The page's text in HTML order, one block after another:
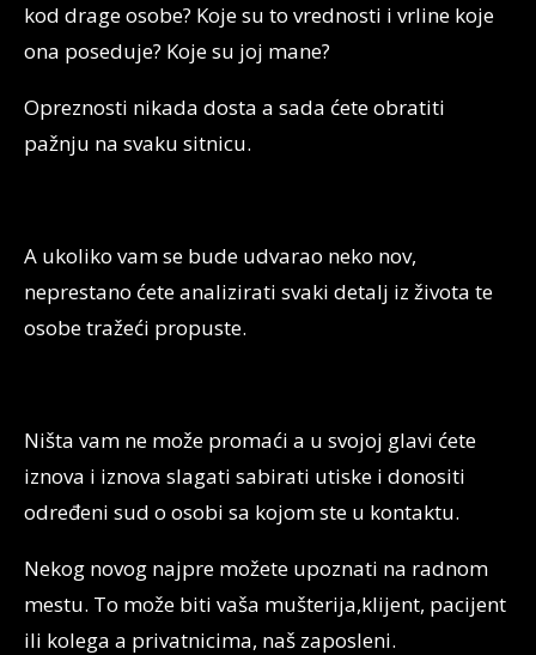
kod drage osobe? Koje su to vrednosti i vrline koje
ona poseduje? Koje su joj mane?
Opreznosti nikada dosta a sada ćete obratiti
pažnju na svaku sitnicu.
A ukoliko vam se bude udvarao neko nov,
neprestano ćete analizirati svaki detalj iz života te
osobe tražeći propuste.
Ništa vam ne može promaći a u svojoj glavi ćete
iznova i iznova slagati sabirati utiske i donositi
određeni sud o osobi sa kojom ste u kontaktu.
Nekog novog najpre možete upoznati na radnom
mestu. To može biti vaša mušterija,klijent, pacijent
ili kolega a privatnicima, naš zaposleni.